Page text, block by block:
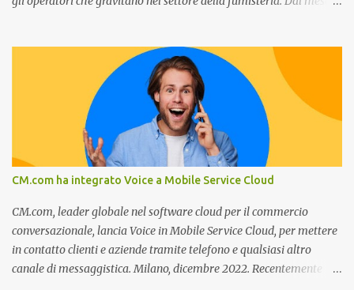
impianti di riscaldamento, stufe e camini, e fumisteria in generale
offre la registrazione gratuita a vantaggio di tutte le aziende
operanti nel settore. E’ possibile infatti all’interno del sito inserire
gratuitamente i propri dati aziendali, indirizzi, recapiti, recensione
(che verrà corretta, migliorata e modificata all’occorrenza da
redattori specializzati), immagini dei prodotti e fino a un massimo
di 5 servizi e prodotti specificandone uno o più principali. Le
aziende vengono ordinate all’interno delle varie categorie in base a
un algoritmo di ordina...
CM.com ha integrato Voice a Mobile Service Cloud
CM.com, leader globale nel software cloud per il commercio
conversazionale, lancia Voice in Mobile Service Cloud, per mettere
in contatto clienti e aziende tramite telefono e qualsiasi altro
canale di messaggistica. Milano, dicembre 2022. Recentemente